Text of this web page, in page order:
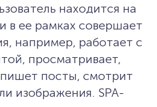
находится на
в ее рамках совершает
например, работает с
просматривает,
посты, смотрит
изображения. SPA-